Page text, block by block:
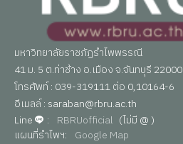
มหาวิทยาลัยราชภัฏรำไพพรรณี
41 ม. 5 ต.ท่าช้าง อ.เมือง จ.จันทบุรี 22000
โทรศัพท์ : 039-319111 ต่อ 0,10164-6
อีเมลล์ : saraban@rbru.ac.th
Line
: RBRUofficial (ไม่มี @ )
แผนที่รำไพฯ: Google Map